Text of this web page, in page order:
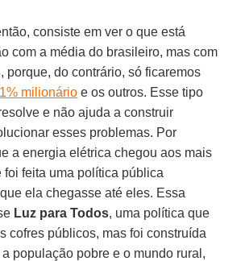
consiste em ver o que está
com a média do brasileiro, mas com
, porque, do contrário, só ficaremos
1% milionário e os outros. Esse tipo
e não ajuda a construir
esses problemas. Por
a energia elétrica chegou aos mais
foi feita uma política pública
ela chegasse até eles. Essa
Luz para Todos, uma política que
cofres públicos, mas foi construída
população pobre e o mundo rural,